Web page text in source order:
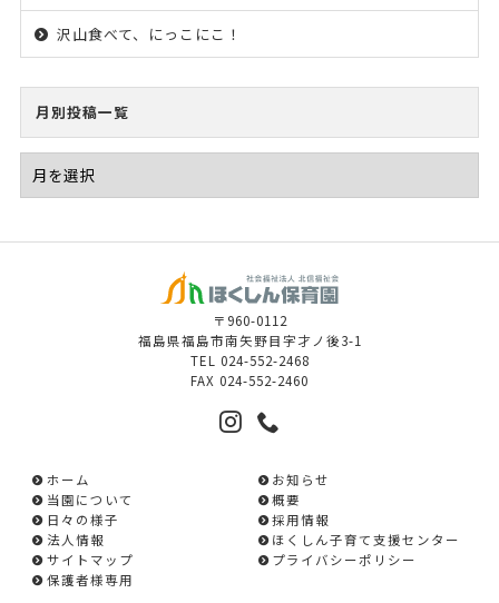
沢山食べて、にっこにこ！
月別投稿一覧
〒960-0112
福島県福島市南矢野目字才ノ後3-1
TEL 024-552-2468
FAX 024-552-2460
ホーム
お知らせ
当園について
概要
日々の様子
採用情報
法人情報
ほくしん子育て支援センター
サイトマップ
プライバシーポリシー
保護者様専用